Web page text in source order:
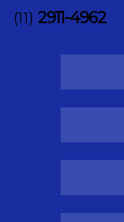
(11) 2911-4962